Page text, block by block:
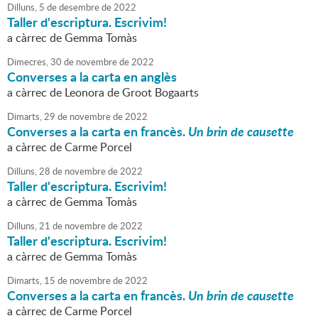
Dilluns, 5 dedesembrede2022
Taller d'escriptura. Escrivim!
a càrrec de Gemma Tomàs
Dimecres,30 de novembrede2022
Converses a la carta en anglès
a càrrec de Leonora de Groot Bogaarts
Dimarts,29 de novembrede2022
Converses a la carta en francès.Un brin de causette
a càrrec de Carme Porcel
Dilluns,28 de novembrede2022
Taller d'escriptura. Escrivim!
a càrrec de Gemma Tomàs
Dilluns,21 de novembrede2022
Taller d'escriptura. Escrivim!
a càrrec de Gemma Tomàs
Dimarts, 15 de novembrede2022
Converses a la carta en francès.Un brin de causette
a càrrec de Carme Porcel